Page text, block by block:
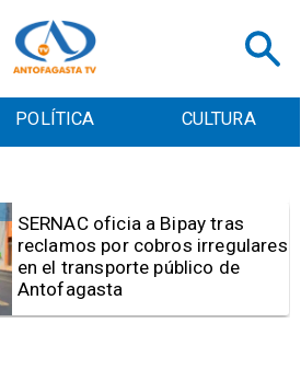
POLÍTICA CULTURA
Retiran tres toneladas de
basura y vehículos
abandonados en el sector
centro alto de Antofagasta